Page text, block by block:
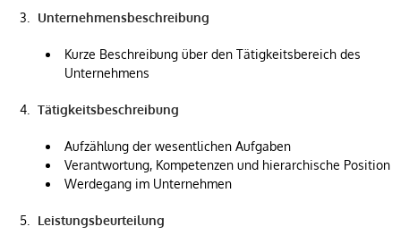
Unternehmensbeschreibung
Kurze Beschreibung über den Tätigkeitsbereich des
Unternehmens
Tätigkeitsbeschreibung
Aufzählung der wesentlichen Aufgaben
Verantwortung, Kompetenzen und hierarchische Position
Werdegang im Unternehmen
Leistungsbeurteilung